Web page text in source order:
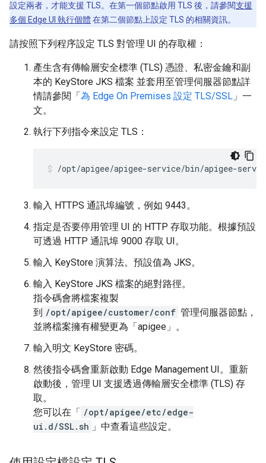
設定兩者，才能支援 TLS。在第一個節點啟用 TLS 後，請參閱支援
多個 Edge UI 執行個體 在第二個節點上設定 TLS 的相關資訊。
請按照下列程序設定 TLS 對管理 UI 的存取權：
產生含有傳輸層安全標準 (TLS) 憑證、私密金鑰和副
本的 KeyStore JKS 檔案 並套用至管理伺服器節點詳
情請參閱「為 Edge On Premises 設定 TLS/SSL 」一
文。
執行下列指令來設定 TLS：
/opt/apigee/apigee-service/bin/apigee-
輸入 HTTPS 通訊埠編號，例如 9443。
指定是否要停用管理 UI 的 HTTP 存取功能。根據預設
可透過 HTTP 通訊埠 9000 存取 UI。
輸入 KeyStore 演算法。預設值為 JKS。
輸入 KeyStore JKS 檔案的絕對路徑。
指令碼會將檔案複製
到 /opt/apigee/customer/conf 管理伺服器節點，
並將檔案擁有權變更為「apigee」。
輸入明文 KeyStore 密碼。
然後指令碼會重新啟動 Edge Management UI。重新
啟動後，管理 UI 支援透過傳輸層安全標準 (TLS) 存
取。
您可以在「 /opt/apigee/etc/edge-
ui.d/SSL.sh 」中查看這些設定。